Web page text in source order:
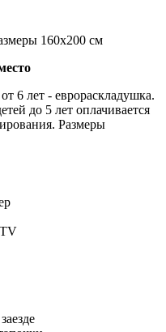
160x200 см
6 лет - еврораскладушка.
до 5 лет оплачивается
Размеры